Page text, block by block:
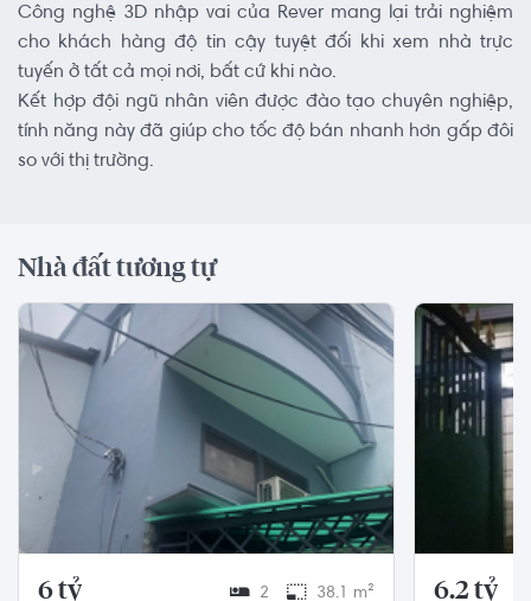
Công nghệ 3D nhập vai của Rever mang lại trải nghiệm
cho khách hàng độ tin cậy tuyệt đối khi xem nhà trực
tuyến ở tất cả mọi nơi, bất cứ khi nào.
Kết hợp đội ngũ nhân viên được đào tạo chuyên nghiệp,
tính năng này đã giúp cho tốc độ bán nhanh hơn gấp đôi
so với thị trường.
Nhà đất tương tự
6 tỷ 2 38.1 m² 6.2 tỷ